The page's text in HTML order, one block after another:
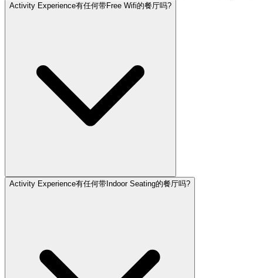
Activity Experience有任何带Free Wifi的餐厅吗?
Activity Experience有任何带Indoor Seating的餐厅吗?